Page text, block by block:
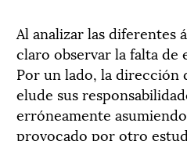
Al analizar las diferentes
claro observar la falta
Por un lado, la dirección
elude sus
erróneamente
provocado por otro